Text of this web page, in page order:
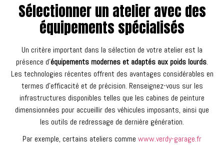
Sélectionner un atelier avec des
équipements spécialisés
Un critère important dans la sélection de votre atelier est la
présence d’équipements modernes et adaptés aux poids lourds.
Les technologies récentes offrent des avantages considérables en
termes d’efficacité et de précision. Renseignez-vous sur les
infrastructures disponibles telles que les cabines de peinture
dimensionnées pour accueillir des véhicules imposants, ainsi que
les outils de redressage de dernière génération.
Par exemple, certains ateliers comme www.verdy-garage.fr